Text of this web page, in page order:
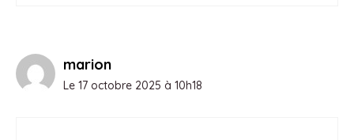
marion
Le 17 octobre 2025 à 10h18